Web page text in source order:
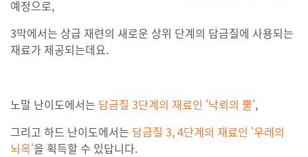
예정으로,
3막에서는 상급 재련의 새로운 상위 단계의 담금질에 사용되는
재료가 제공되는데요.
노말 난이도에서는 담금질 3단계의 재료인 '낙뢰의 뿔',
그리고 하드 난이도에서는 담금질 3, 4단계의 재료인 '우레의
뇌옥'을 획득할 수 있답니다.